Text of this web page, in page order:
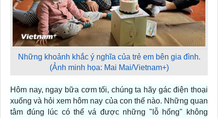
Những khoảnh khắc ý nghĩa của trẻ em bên gia đình.
(Ảnh minh họa: Mai Mai/Vietnam+)
Hôm nay, ngay bữa cơm tối, chúng ta hãy gác điện thoại
xuống và hỏi xem hôm nay của con thế nào. Những quan
tâm đúng lúc có thể vá được những "lỗ hổng" không